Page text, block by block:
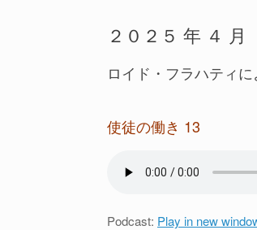
２０２５ 年 ４
ロイド・フラハティ
使徒の働き 13
Podcast: Play in new